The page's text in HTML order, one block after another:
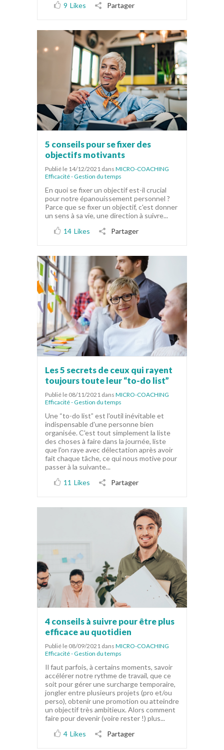
9 Likes Partager
5 conseils pour se fixer des
objectifs motivants
Publié le 14/12/2021 dans MICRO-COACHING
Efficacité - Gestion du temps
En quoi se fixer un objectif est-il crucial
pour notre épanouissement personnel ?
Parce que se fixer un objectif, c'est donner
un sens à sa vie, une direction à suivre...
14 Likes Partager
Les 5 secrets de ceux qui rayent
toujours toute leur “to-do list”
Publié le 08/11/2021 dans MICRO-COACHING
Efficacité - Gestion du temps
Une “to-do list” est l'outil inévitable et
indispensable d'une personne bien
organisée. C'est tout simplement la liste
des choses à faire dans la journée, liste
que l'on raye avec délectation après avoir
fait chaque tâche, ce qui nous motive pour
passer à la suivante...
11 Likes Partager
4 conseils à suivre pour être plus
efficace au quotidien
Publié le 08/09/2021 dans MICRO-COACHING
Efficacité - Gestion du temps
Il faut parfois, à certains moments, savoir
accélérer notre rythme de travail, que ce
soit pour gérer une surcharge temporaire,
jongler entre plusieurs projets (pro et/ou
perso), obtenir une promotion ou atteindre
un objectif très ambitieux. Alors comment
faire pour devenir (voire rester !) plus...
4 Likes Partager